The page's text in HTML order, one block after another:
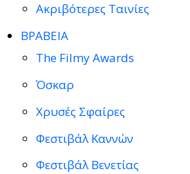
Ακριβότερες Ταινίες
ΒΡΑΒΕΙΑ
The Filmy Awards
Όσκαρ
Χρυσές Σφαίρες
Φεστιβάλ Καννών
Φεστιβάλ Βενετίας